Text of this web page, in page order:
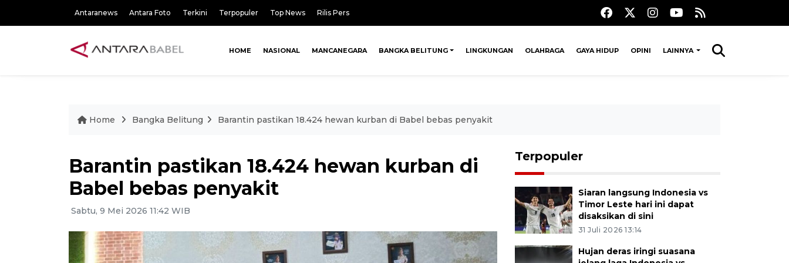
Antaranews Antara Foto Terkini Terpopuler Top News Rilis Pers
HOME NASIONAL MANCANEGARA BANGKA BELITUNG LINGKUNGAN OLAHRAGA GAYA HIDUP OPINI LAINNYA
Home Bangka Belitung Barantin pastikan 18.424 hewan kurban di Babel bebas penyakit
Barantin pastikan 18.424 hewan kurban di
Babel bebas penyakit
Sabtu, 9 Mei 2026 11:42 WIB
Terpopuler
Siaran langsung Indonesia vs
Timor Leste hari ini dapat
disaksikan di sini
31 Juli 2026 13:14
Hujan deras iringi suasana